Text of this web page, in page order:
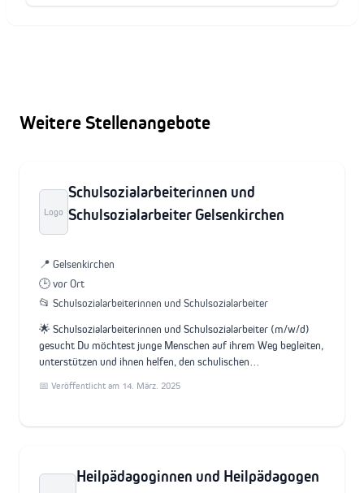
Weitere Stellenangebote
Logo
Schulsozialarbeiterinnen und
Schulsozialarbeiter Gelsenkirchen
📍 Gelsenkirchen
🕒 vor Ort
📂 Schulsozialarbeiterinnen und Schulsozialarbeiter
🌟 Schulsozialarbeiterinnen und Schulsozialarbeiter (m/w/d)
gesucht Du möchtest junge Menschen auf ihrem Weg begleiten,
unterstützen und ihnen helfen, den schulischen…
📅 Veröffentlicht am 14. März. 2025
Heilpädagoginnen und Heilpädagogen